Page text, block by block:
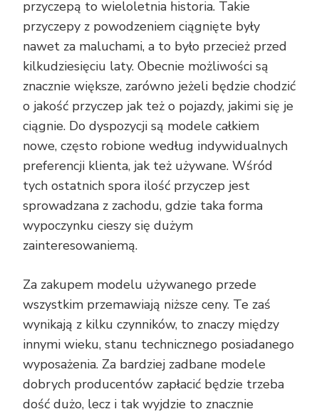
przyczepą to wieloletnia historia. Takie
przyczepy z powodzeniem ciągnięte były
nawet za maluchami, a to było przecież przed
kilkudziesięciu laty. Obecnie możliwości są
znacznie większe, zarówno jeżeli będzie chodzić
o jakość przyczep jak też o pojazdy, jakimi się je
ciągnie. Do dyspozycji są modele całkiem
nowe, często robione według indywidualnych
preferencji klienta, jak też używane. Wśród
tych ostatnich spora ilość przyczep jest
sprowadzana z zachodu, gdzie taka forma
wypoczynku cieszy się dużym
zainteresowaniemą.
Za zakupem modelu używanego przede
wszystkim przemawiają niższe ceny. Te zaś
wynikają z kilku czynników, to znaczy między
innymi wieku, stanu technicznego posiadanego
wyposażenia. Za bardziej zadbane modele
dobrych producentów zapłacić będzie trzeba
dość dużo, lecz i tak wyjdzie to znacznie